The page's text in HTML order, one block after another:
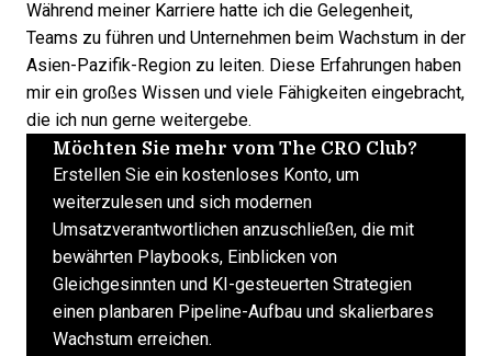
Während meiner Karriere hatte ich die Gelegenheit,
Teams zu führen und Unternehmen beim Wachstum in der
Asien-Pazifik-Region zu leiten. Diese Erfahrungen haben
mir ein großes Wissen und viele Fähigkeiten eingebracht,
die ich nun gerne weitergebe.
Möchten Sie mehr vom The CRO Club?
Erstellen Sie ein kostenloses Konto, um
weiterzulesen und sich modernen
Umsatzverantwortlichen anzuschließen, die mit
bewährten Playbooks, Einblicken von
Gleichgesinnten und KI-gesteuerten Strategien
einen planbaren Pipeline-Aufbau und skalierbares
Wachstum erreichen.